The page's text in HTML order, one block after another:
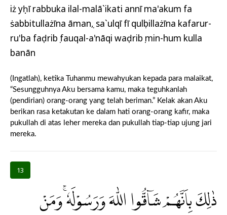
iż yụḥī rabbuka ilal-malā`ikati annī ma'akum fa
ṡabbitullażīna āmanụ, sa`ulqī fī qulụbillażīna kafarur-
ru'ba faḍribụ fauqal-a'nāqi waḍribụ min-hum kulla
banān
(Ingatlah), ketika Tuhanmu mewahyukan kepada para malaikat,
“Sesungguhnya Aku bersama kamu, maka teguhkanlah
(pendirian) orang-orang yang telah beriman.” Kelak akan Aku
berikan rasa ketakutan ke dalam hati orang-orang kafir, maka
pukullah di atas leher mereka dan pukullah tiap-tiap ujung jari
mereka.
13
ذٰلِكَ بِاَنَّهُمْ شَاۤقُّوا اللّٰهَ وَرَسُوْلَهٗۚ وَمَنْ